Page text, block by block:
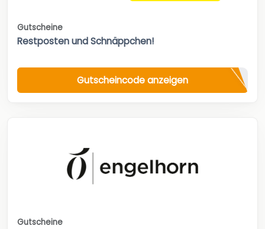
Gutscheine
Restposten und Schnäppchen!
Gutscheincode anzeigen
Gutscheine